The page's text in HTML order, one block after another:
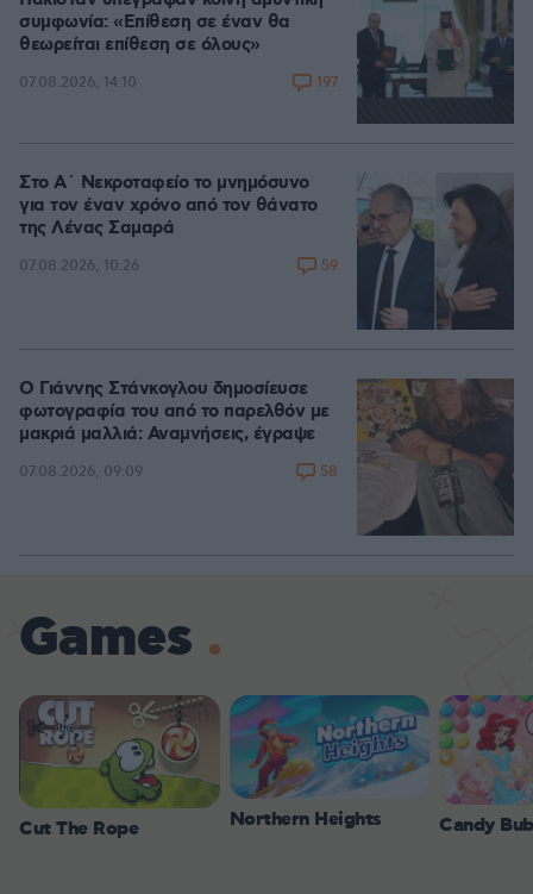
συμφωνία: «Επίθεση σε έναν θα
θεωρείται επίθεση σε όλους»
07.08.2026, 14:10 197
Στο Α΄ Νεκροταφείο το μνημόσυνο
για τον έναν χρόνο από τον θάνατο
της Λένας Σαμαρά
07.08.2026, 10:26 59
Ο Γιάννης Στάνκογλου δημοσίευσε
φωτογραφία του από το παρελθόν με
μακριά μαλλιά: Αναμνήσεις, έγραψε
07.08.2026, 09:09 58
Games
Cut The Rope Northern Heights Candy